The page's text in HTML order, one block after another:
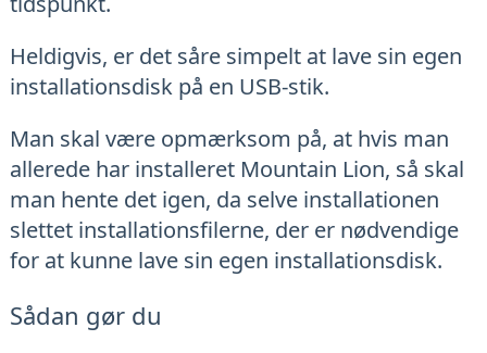
Heldigvis, er det såre simpelt at lave sin egen
installationsdisk på en USB-stik.
Man skal være opmærksom på, at hvis man
allerede har installeret Mountain Lion, så skal
man hente det igen, da selve installationen
slettet installationsfilerne, der er nødvendige
for at kunne lave sin egen installationsdisk.
Sådan gør du